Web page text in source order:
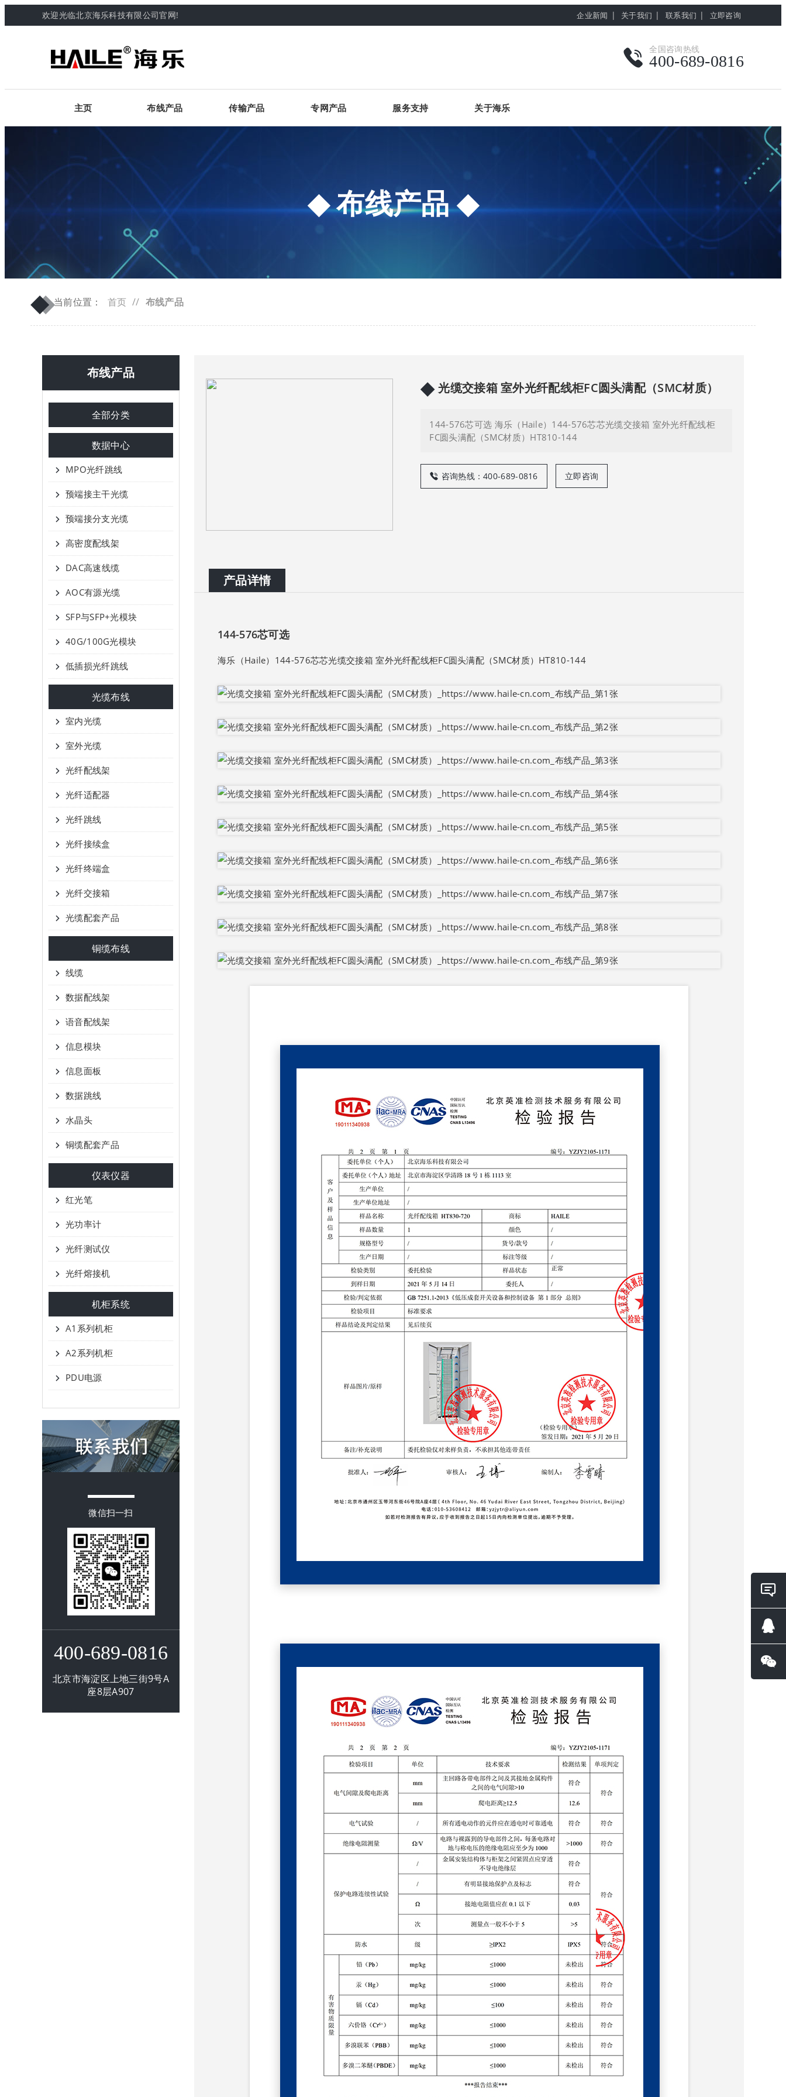
欢迎光临北京海乐科技有限公司官网! 企业新闻 | 关于我们 | 联系我们 | 立即咨询
全国咨询热线
400-689-0816
主页 布线产品 传输产品 专网产品 服务支持 关于海乐
布线产品
◆
◆当前位置： 首页 // 布线产品
布线产品
全部分类
数据中心
MPO光纤跳线
预端接主干光缆
预端接分支光缆
高密度配线架
DAC高速线缆
AOC有源光缆
SFP与SFP+光模块
40G/100G光模块
低插损光纤跳线
光缆布线
室内光缆
室外光缆
光纤配线架
光纤适配器
光纤跳线
光纤接续盒
光纤终端盒
光纤交接箱
光缆配套产品
铜缆布线
线缆
数据配线架
语音配线架
信息模块
信息面板
数据跳线
水晶头
铜缆配套产品
仪表仪器
红光笔
光功率计
光纤测试仪
光纤熔接机
机柜系统
A1系列机柜
A2系列机柜
PDU电源
微信扫一扫
400-689-0816
北京市海淀区上地三街9号A
座8层A907
◆ 光缆交接箱 室外光纤配线柜FC圆头满配（SMC材质）
144-576芯可选 海乐（Haile）144-576芯芯光缆交接箱 室外光纤配线柜
FC圆头满配（SMC材质）HT810-144
咨询热线：400-689-0816 立即咨询
产品详情
144-576芯可选
海乐（Haile）144-576芯芯光缆交接箱 室外光纤配线柜FC圆头满配（SMC材质）HT810-144
在线
询
QQ咨